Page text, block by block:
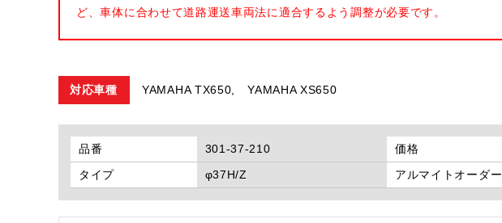
ど、車体に合わせて道路運送車両法に適合するよう調整が必要です。
対応車種 YAMAHA TX650, YAMAHA XS650
品番 301-37-210 価格
タイプ
φ37H/Z アルマイトオーダー